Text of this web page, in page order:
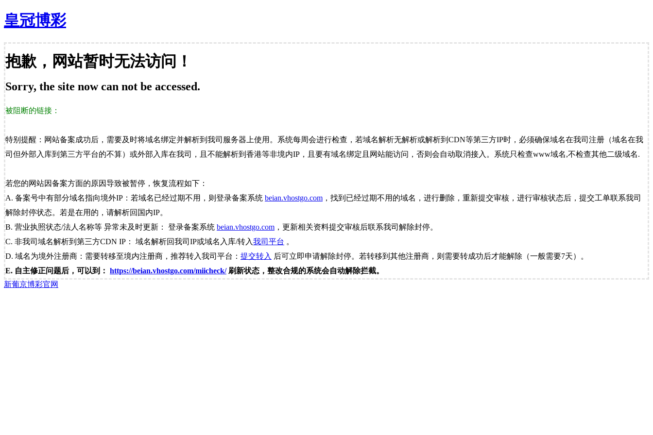
皇冠博彩
抱歉，网站暂时无法访问！
Sorry, the site now can not be accessed.
被阻断的链接：
特别提醒：网站备案成功后，需要及时将域名绑定并解析到我司服务器上使用。系统每周会进行检查，若域名解析无解析或解析到CDN等第三方IP时，必须确保域名在我司注册（域名在我
司但外部入库到第三方平台的不算）或外部入库在我司，且不能解析到香港等非境内IP，且要有域名绑定且网站能访问，否则会自动取消接入。系统只检查www域名,不检查其他二级域名.
若您的网站因备案方面的原因导致被暂停，恢复流程如下：
A. 备案号中有部分域名指向境外IP：若域名已经过期不用，则登录备案系统 beian.vhostgo.com ，找到已经过期不用的域名，进行删除，重新提交审核，进行审核状态后，提交工单联系我司
解除封停状态。若是在用的，请解析回国内IP。
B. 营业执照状态/法人名称等 异常未及时更新： 登录备案系统 beian.vhostgo.com ，更新相关资料提交审核后联系我司解除封停。
C. 非我司域名解析到第三方CDN IP： 域名解析回我司IP或域名入库/转入我司平台 。
D. 域名为境外注册商：需要转移至境内注册商，推荐转入我司平台： 提交转入 后可立即申请解除封停。若转移到其他注册商，则需要转成功后才能解除（一般需要7天）。
E. 自主修正问题后，可以到： https://beian.vhostgo.com/miicheck/刷新状态，整改合规的系统会自动解除拦截。
新葡京博彩官网